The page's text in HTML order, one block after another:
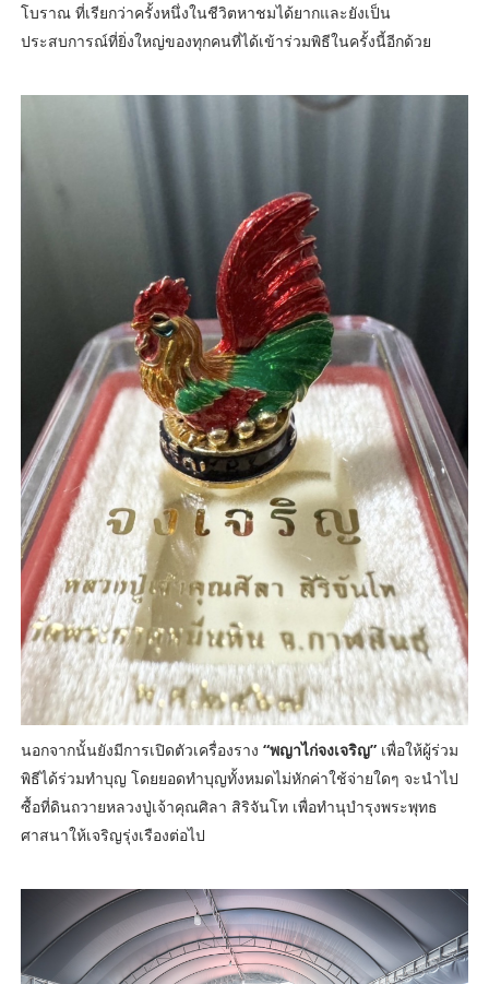
โบราณ ที่เรียกว่าครั้งหนึ่งในชีวิตหาชมได้ยากและยังเป็น
ประสบการณ์ที่ยิ่งใหญ่ของทุกคนที่ได้เข้าร่วมพิธีในครั้งนี้อีกด้วย
นอกจากนั้นยังมีการเปิดตัวเครื่องราง “พญาไก่จงเจริญ” เพื่อให้ผู้ร่วม
พิธีได้ร่วมทำบุญ โดยยอดทำบุญทั้งหมดไม่หักค่าใช้จ่ายใดๆ จะนำไป
ซื้อที่ดินถวายหลวงปู่เจ้าคุณศิลา สิริจันโท เพื่อทำนุบำรุงพระพุทธ
ศาสนาให้เจริญรุ่งเรืองต่อไป